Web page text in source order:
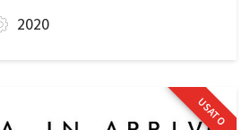
2020
USATO